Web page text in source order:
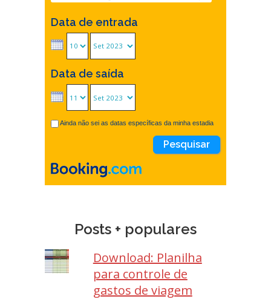
Data de entrada
Data de saída
Ainda não sei as datas específicas da minha estadia
Posts + populares
Download: Planilha
para controle de
gastos de viagem